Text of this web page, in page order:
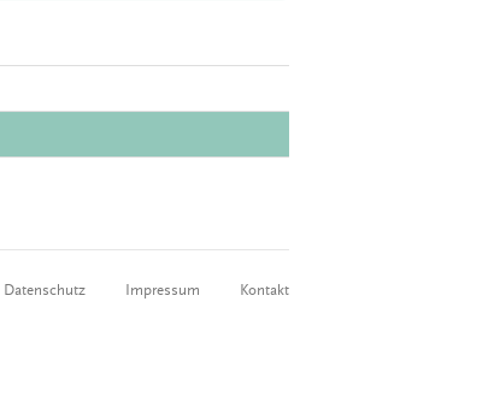
Datenschutz Impressum Kontakt